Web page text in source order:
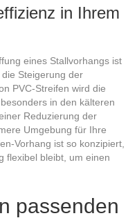
in Ihrem
eines Stallvorhangs ist
Steigerung der
PVC-Streifen wird die
in den kälteren
Reduzierung der
Umgebung für Ihre
Vorhang ist so konzipiert,
flexibel bleibt, um einen
passenden